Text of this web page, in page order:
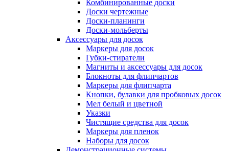
Комбинированные доски
Доски чертежные
Доски-планинги
Доски-мольберты
Аксессуары для досок
Маркеры для досок
Губки-стиратели
Магниты и аксессуары для досок
Блокноты для флипчартов
Маркеры для флипчарта
Кнопки, булавки для пробковых досок
Мел белый и цветной
Указки
Чистящие средства для досок
Маркеры для пленок
Наборы для досок